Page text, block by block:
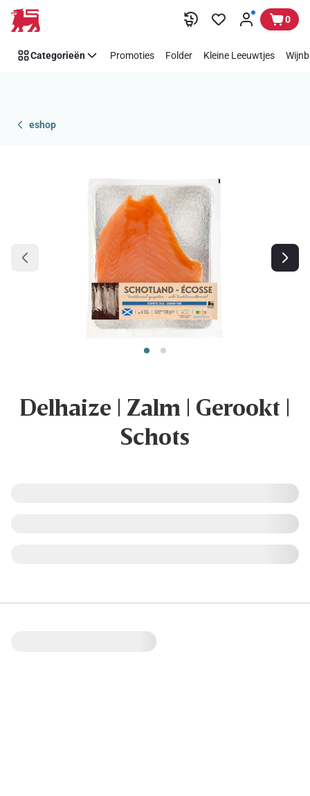
Overslaan 0
Categorieën Promoties Folder Kleine Leeuwtjes
eshop
Delhaize | Zalm | Gerookt |
Schots